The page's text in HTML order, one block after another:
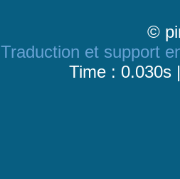
©
Traduction et support
Time : 0.030s